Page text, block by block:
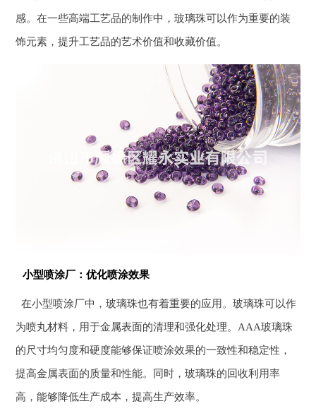
感。在一些高端工艺品的制作中，玻璃珠可以作为重要的装
饰元素，提升工艺品的艺术价值和收藏价值。
小型喷涂厂：优化喷涂效果
在小型喷涂厂中，玻璃珠也有着重要的应用。玻璃珠可以作
为喷丸材料，用于金属表面的清理和强化处理。AAA玻璃珠
的尺寸均匀度和硬度能够保证喷涂效果的一致性和稳定性，
提高金属表面的质量和性能。同时，玻璃珠的回收利用率
高，能够降低生产成本，提高生产效率。